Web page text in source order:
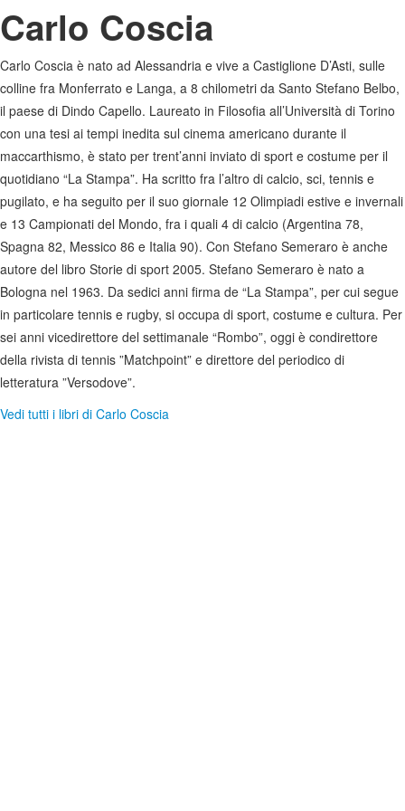
Carlo Coscia
Carlo Coscia è nato ad Alessandria e vive a Castiglione D’Asti, sulle
colline fra Monferrato e Langa, a 8 chilometri da Santo Stefano Belbo,
il paese di Dindo Capello. Laureato in Filosofia all’Università di Torino
con una tesi ai tempi inedita sul cinema americano durante il
maccarthismo, è stato per trent’anni inviato di sport e costume per il
quotidiano “La Stampa”. Ha scritto fra l’altro di calcio, sci, tennis e
pugilato, e ha seguito per il suo giornale 12 Olimpiadi estive e invernali
e 13 Campionati del Mondo, fra i quali 4 di calcio (Argentina 78,
Spagna 82, Messico 86 e Italia 90). Con Stefano Semeraro è anche
autore del libro Storie di sport 2005. Stefano Semeraro è nato a
Bologna nel 1963. Da sedici anni firma de “La Stampa”, per cui segue
in particolare tennis e rugby, si occupa di sport, costume e cultura. Per
sei anni vicedirettore del settimanale “Rombo”, oggi è condirettore
della rivista di tennis ”Matchpoint” e direttore del periodico di
letteratura ”Versodove”.
Vedi tutti i libri di Carlo Coscia